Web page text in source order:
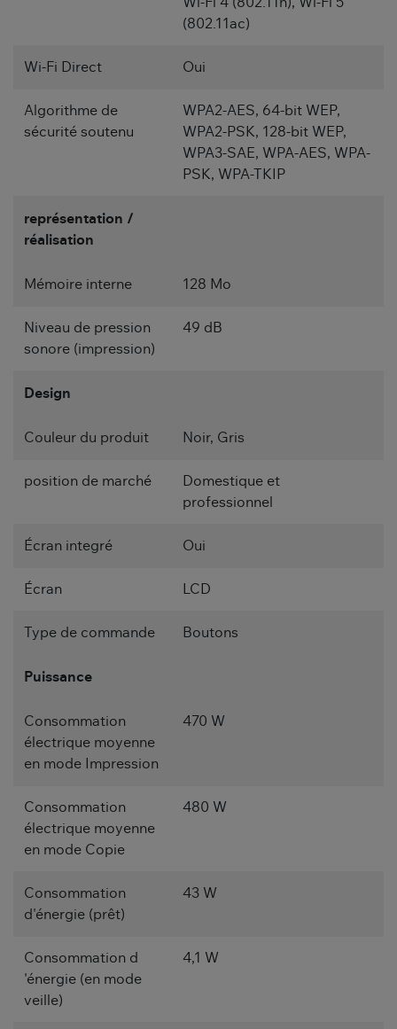
(802.11ac)
Wi-Fi Direct Oui
Algorithme de
sécurité soutenu
WPA2-AES, 64-bit WEP,
WPA2-PSK, 128-bit WEP,
WPA3-SAE, WPA-AES, WPA-
PSK, WPA-TKIP
représentation /
réalisation
Mémoire interne 128 Mo
Niveau de pression
sonore (impression)
49 dB
Design
Couleur du produit Noir, Gris
position de marché
Domestique et
professionnel
Écran integré Oui
Écran LCD
Type de commande Boutons
Puissance
Consommation
électrique moyenne
en mode Impression
470 W
Consommation
électrique moyenne
en mode Copie
480 W
Consommation
d'énergie (prêt)
43 W
Consommation d
'énergie (en mode
veille)
4,1 W